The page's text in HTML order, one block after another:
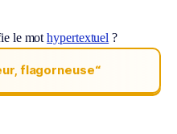
le mothypertextuel ?
flagorneuse“